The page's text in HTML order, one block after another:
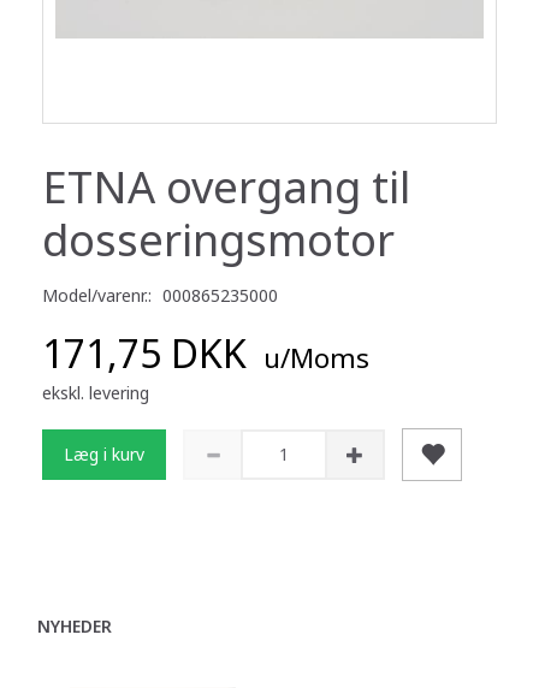
ETNA overgang til
dosseringsmotor
Model/varenr.: 000865235000
171,75 DKK u/Moms
ekskl. levering
Læg i kurv
NYHEDER